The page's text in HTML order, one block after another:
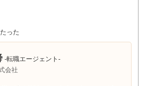
った
-転職エージェント-
会社